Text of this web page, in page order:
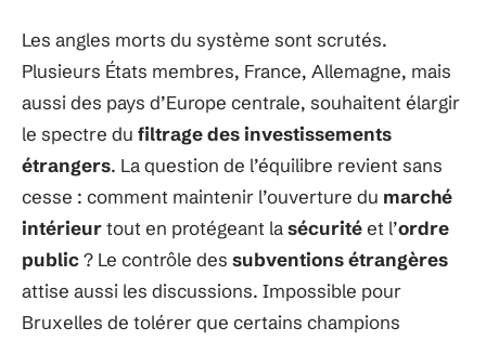
Les angles morts du système sont scrutés.
Plusieurs États membres, France, Allemagne, mais
aussi des pays d’Europe centrale, souhaitent élargir
le spectre du filtrage des investissements
étrangers. La question de l’équilibre revient sans
cesse : comment maintenir l’ouverture du marché
intérieurtout en protégeant lasécuritéet l’ordre
public? Le contrôle des subventions étrangères
attise aussi les discussions. Impossible pour
Bruxelles de tolérer que certains champions